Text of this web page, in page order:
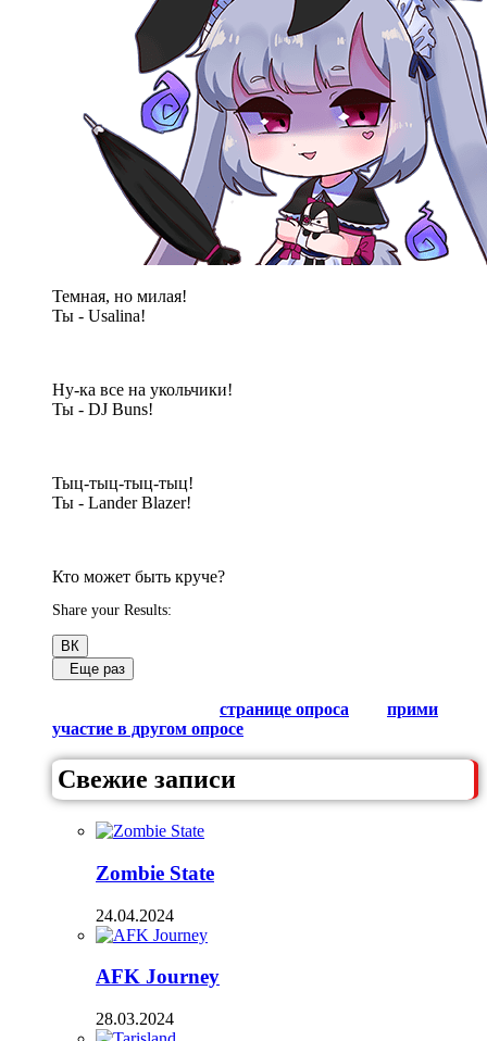
Темная, но милая!
Ты - Usalina!
Ну-ка все на укольчики!
Ты - DJ Buns!
Тыц-тыц-тыц-тыц!
Ты - Lander Blazer!
Кто может быть круче?
Share your Results:
ВК
Еще раз
странице опроса
прими
участие в другом опросе
Свежие записи
Zombie State
24.04.2024
AFK Journey
28.03.2024